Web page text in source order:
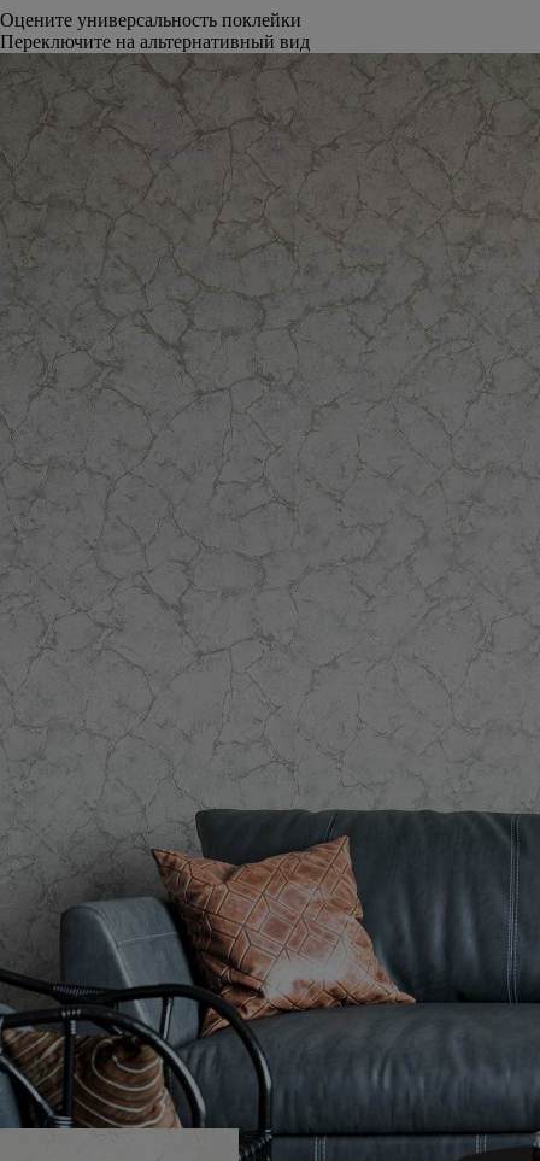
Оцените универсальность поклейки
Переключите на альтернативный вид